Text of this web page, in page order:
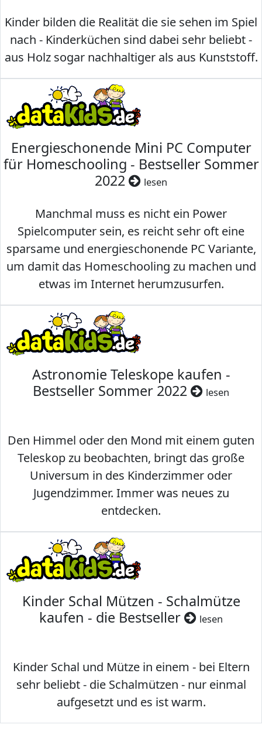
Kinder bilden die Realität die sie sehen im Spiel
nach - Kinderküchen sind dabei sehr beliebt -
aus Holz sogar nachhaltiger als aus Kunststoff.
Energieschonende Mini PC Computer
für Homeschooling - Bestseller Sommer
2022
lesen
Manchmal muss es nicht ein Power
Spielcomputer sein, es reicht sehr oft eine
sparsame und energieschonende PC Variante,
um damit das Homeschooling zu machen und
etwas im Internet herumzusurfen.
Astronomie Teleskope kaufen -
Bestseller Sommer 2022
lesen
Den Himmel oder den Mond mit einem guten
Teleskop zu beobachten, bringt das große
Universum in des Kinderzimmer oder
Jugendzimmer. Immer was neues zu
entdecken.
Kinder Schal Mützen - Schalmütze
kaufen - die Bestseller
lesen
Kinder Schal und Mütze in einem - bei Eltern
sehr beliebt - die Schalmützen - nur einmal
aufgesetzt und es ist warm.